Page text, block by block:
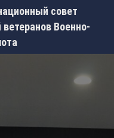
совет
Военно-